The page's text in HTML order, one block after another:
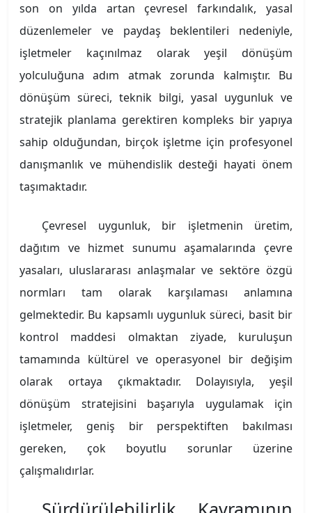
son on yılda artan çevresel farkındalık, yasal
düzenlemeler ve paydaş beklentileri nedeniyle,
işletmeler kaçınılmaz olarak yeşil dönüşüm
yolculuğuna adım atmak zorunda kalmıştır. Bu
dönüşüm süreci, teknik bilgi, yasal uygunluk ve
stratejik planlama gerektiren kompleks bir yapıya
sahip olduğundan, birçok işletme için profesyonel
danışmanlık ve mühendislik desteği hayati önem
taşımaktadır.
Çevresel uygunluk, bir işletmenin üretim,
dağıtım ve hizmet sunumu aşamalarında çevre
yasaları, uluslararası anlaşmalar ve sektöre özgü
normları tam olarak karşılaması anlamına
gelmektedir. Bu kapsamlı uygunluk süreci, basit bir
kontrol maddesi olmaktan ziyade, kuruluşun
tamamında kültürel ve operasyonel bir değişim
olarak ortaya çıkmaktadır. Dolayısıyla, yeşil
dönüşüm stratejisini başarıyla uygulamak için
işletmeler, geniş bir perspektiften bakılması
gereken, çok boyutlu sorunlar üzerine
çalışmalıdırlar.